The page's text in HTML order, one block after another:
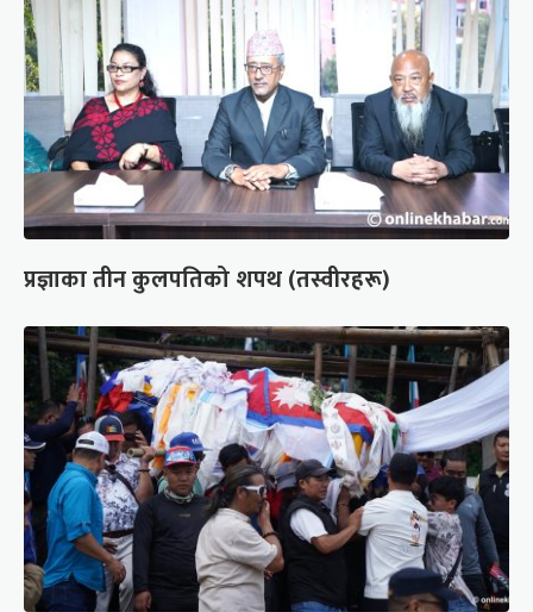
प्रज्ञाका तीन कुलपतिको शपथ (तस्वीरहरू)